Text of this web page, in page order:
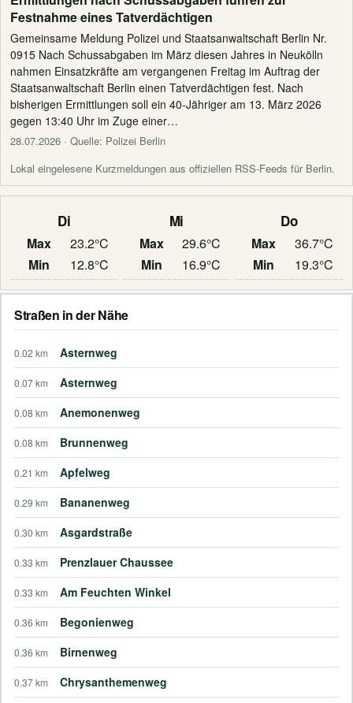
Festnahme eines Tatverdächtigen
Gemeinsame Meldung Polizei und Staatsanwaltschaft Berlin Nr.
0915 Nach Schussabgaben im März diesen Jahres in Neukölln
nahmen Einsatzkräfte am vergangenen Freitag im Auftrag der
Staatsanwaltschaft Berlin einen Tatverdächtigen fest. Nach
bisherigen Ermittlungen soll ein 40-Jähriger am 13. März 2026
gegen 13:40 Uhr im Zuge einer…
28.07.2026 · Quelle: Polizei Berlin
Lokal eingelesene Kurzmeldungen aus offiziellen RSS-Feeds für Berlin.
Di
Max
23.2°C
Min
12.8°C
Mi
Max
29.6°C
Min
16.9°C
Do
Max
36.7°C
Min
19.3°C
Straßen in der Nähe
0.02 km Asternweg
0.07 km Asternweg
0.08 km Anemonenweg
0.08 km Brunnenweg
0.21 km Apfelweg
0.29 km Bananenweg
0.30 km Asgardstraße
0.33 km Prenzlauer Chaussee
0.33 km Am Feuchten Winkel
0.36 km Begonienweg
0.36 km Birnenweg
0.37 km Chrysanthemenweg